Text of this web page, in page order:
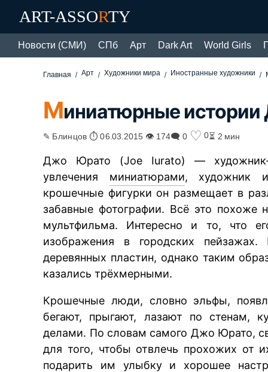
ART-ASSORTY
Новости (СМИ) СПб Арт Dark Art World Girls
Главная Арт Художники мира Иностранные художники
Миниатюрные
✎ Блинцов ⏱ 06.03.2015 👁 174🗨 0 ♡ 0⏳ 2 мин
Джо Юрато (Joe Iurato) —
увлечения миниатюрами, художник
крошечные фигурки он размещает в
забавные фотографии. Всё это похоже
мультфильма. Интересно и то, что
изображения в городских
деревянных пластин, однако таким
казались трёхмерными.
Крошечные люди, словно эльфы,
бегают, прыгают, лазают по стенам,
делами. По словам самого Джо Юрато,
для того, чтобы отвлечь прохожих от
подарить им улыбку и хорошее